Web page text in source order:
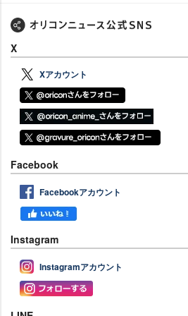
X
Xアカウント
Facebook
Facebookアカウント
Instagram
Instagramアカウント